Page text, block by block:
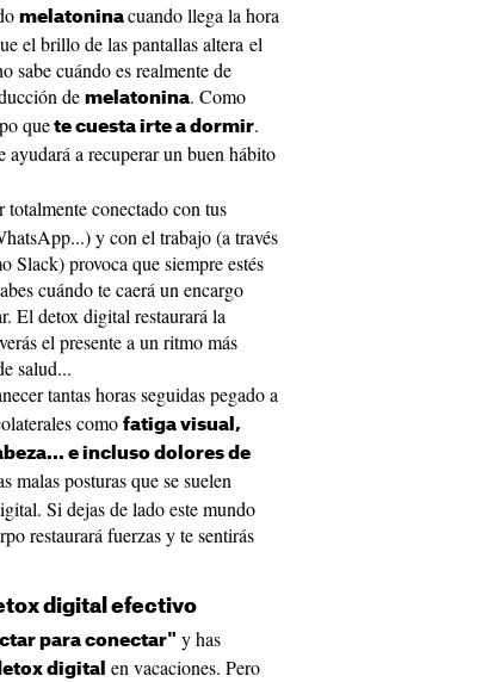
melatonina cuando llega la hora
el brillo de las pantallas altera el
sabe cuándo es realmente de
de melatonina. Como
que te cuesta irte a dormir.
ayudará a recuperar un buen hábito
totalmente conectado con tus
y con el trabajo (a través
Slack) provoca que siempre estés
cuándo te caerá un encargo
El detox digital restaurará la
el presente a un ritmo más
salud...
tantas horas seguidas pegado a
como fatiga visual,
e incluso dolores de
malas posturas que se suelen
Si dejas de lado este mundo
restaurará fuerzas y te sentirás
digital efectivo
para conectar" y has
digital
en vacaciones. Pero